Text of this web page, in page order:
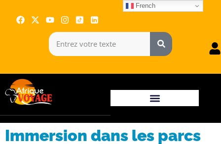
Immersion dans les parcs
French